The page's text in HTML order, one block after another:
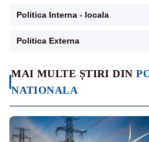
MAI MULTE ȘTIRI DIN
NATIONALA
Politica Interna - locala
Politica Externa